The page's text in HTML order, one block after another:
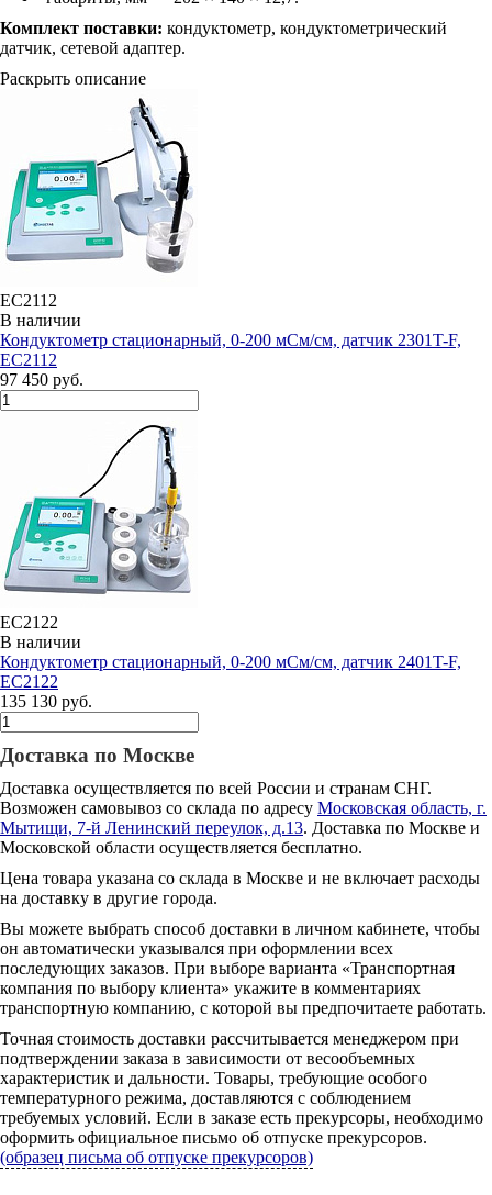
Комплект поставки: кондуктометр, кондуктометрический
датчик, сетевой адаптер.
Раскрыть описание
EC2112
В наличии
Кондуктометр стационарный, 0-200 мСм/см, датчик 2301T-F,
EC2112
97 450 руб.
EC2122
В наличии
Кондуктометр стационарный, 0-200 мСм/см, датчик 2401T-F,
EC2122
135 130 руб.
Доставка по Москве
Доставка осуществляется по всей России и странам СНГ.
Возможен самовывоз со склада по адресу Московская область, г.
Мытищи, 7-й Ленинский переулок, д.13. Доставка по Москве и
Московской области осуществляется бесплатно.
Цена товара указана со склада в Москве и не включает расходы
на доставку в другие города.
Вы можете выбрать способ доставки в личном кабинете, чтобы
он автоматически указывался при оформлении всех
последующих заказов. При выборе варианта «Транспортная
компания по выбору клиента» укажите в комментариях
транспортную компанию, с которой вы предпочитаете работать.
Точная стоимость доставки рассчитывается менеджером при
подтверждении заказа в зависимости от весообъемных
характеристик и дальности. Товары, требующие особого
температурного режима, доставляются с соблюдением
требуемых условий. Если в заказе есть прекурсоры, необходимо
оформить официальное письмо об отпуске прекурсоров.
(образец письма об отпуске прекурсоров)